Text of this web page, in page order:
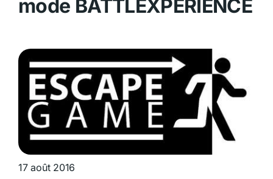
mode BATTLEXPERIENCE
17 août 2016